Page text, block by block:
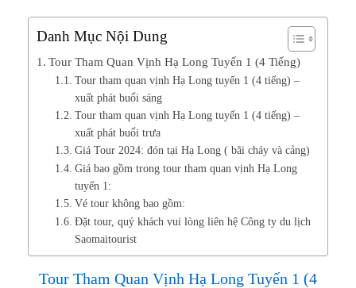
Danh Mục Nội Dung
Tour Tham Quan Vịnh Hạ Long Tuyến 1 (4 Tiếng)
Tour tham quan vịnh Hạ Long tuyến 1 (4 tiếng) –
xuất phát buổi sáng
Tour tham quan vịnh Hạ Long tuyến 1 (4 tiếng) –
xuất phát buổi trưa
Giá Tour 2024: đón tại Hạ Long ( bãi cháy và cảng)
Giá bao gồm trong tour tham quan vịnh Hạ Long
tuyến 1:
Vé tour không bao gồm:
Đặt tour, quý khách vui lòng liên hệ Công ty du lịch
Saomaitourist
Tour Tham Quan Vịnh Hạ Long Tuyến 1 (4